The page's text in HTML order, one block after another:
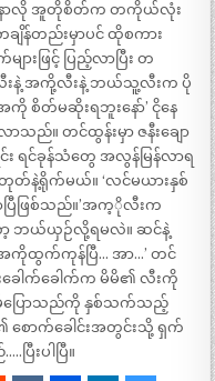
မနာလို အူတိုစိတ်က တကိုယ်လုံး
န်တည်းမှာပင် ထိုစကား
းဖြင့် ပြည့်လာပြီး တ
းနဲ့ အကို့လီးနဲ့ ဘယ်သူ့လီးက ပို
စိတ်မဆိုးရဘူးနော်’ ငိုနေ
ာသည်။ တင်ထွန်းမှာ ဇနီးချော
ရင်ခုန်သံတွေ အလွန်မြန်လာရ
တုတ်နဲ့ရိုက်မယ်။ ‘လင်မယားနှစ်
ပြီဖြစ်သည်။’အက့ိုလီးက
ော့ ဘယ်ယှဉ်လို့ရမလဲ။ ဆင်နဲ့
ကိုထွက်ကုန်ပြီ… အာ…’ တင်
ခေါက်ခေါက်က မိမိ၏ လီးကို
နှိမ်ပြောသည်ကို နှစ်သက်သည့်
ောက်ခေါင်းအတွင်းသို့ ရှက်
းပါပြီ။